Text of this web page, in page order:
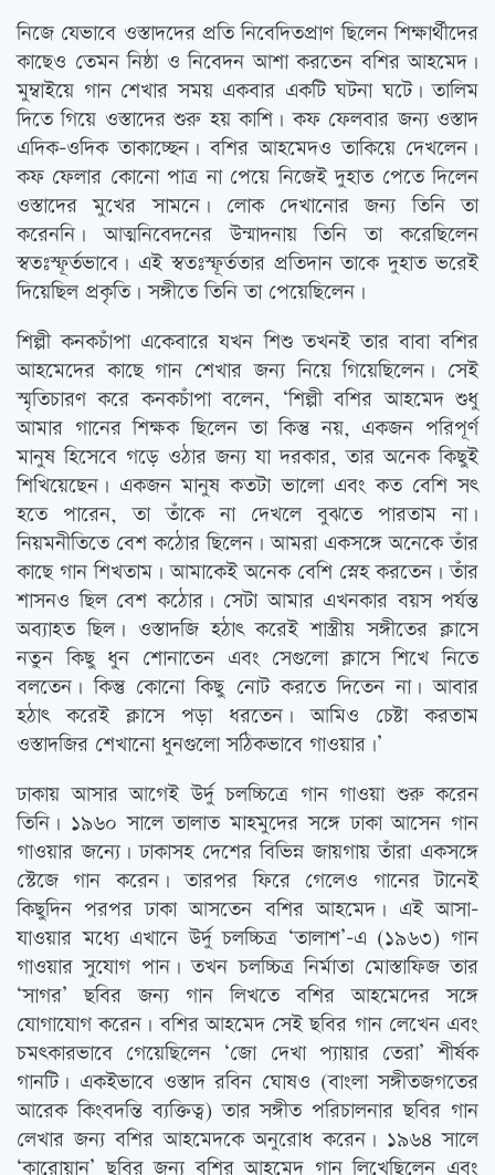
নিজে যেভাবে ওস্তাদদের প্রতি নিবেদিতপ্রাণ ছিলেন শিক্ষার্থীদের
কাছেও তেমন নিষ্ঠা ও নিবেদন আশা করতেন বশির আহমেদ।
মুম্বাইয়ে গান শেখার সময় একবার একটি ঘটনা ঘটে। তালিম
দিতে গিয়ে ওস্তাদের শুরু হয় কাশি। কফ ফেলবার জন্য ওস্তাদ
এদিক-ওদিক তাকাচ্ছেন। বশির আহমেদও তাকিয়ে দেখলেন।
কফ ফেলার কোনো পাত্র না পেয়ে নিজেই দুহাত পেতে দিলেন
ওস্তাদের মুখের সামনে। লোক দেখানোর জন্য তিনি তা
করেননি। আত্মনিবেদনের উন্মাদনায় তিনি তা করেছিলেন
স্বতঃস্ফূর্তভাবে। এই স্বতঃস্ফূর্ততার প্রতিদান তাকে দুহাত ভরেই
দিয়েছিল প্রকৃতি। সঙ্গীতে তিনি তা পেয়েছিলেন।
শিল্পী কনকচাঁপা একেবারে যখন শিশু তখনই তার বাবা বশির
আহমেদের কাছে গান শেখার জন্য নিয়ে গিয়েছিলেন। সেই
স্মৃতিচারণ করে কনকচাঁপা বলেন, ‘শিল্পী বশির আহমেদ শুধু
আমার গানের শিক্ষক ছিলেন তা কিন্তু নয়, একজন পরিপূর্ণ
মানুষ হিসেবে গড়ে ওঠার জন্য যা দরকার, তার অনেক কিছুই
শিখিয়েছেন। একজন মানুষ কতটা ভালো এবং কত বেশি সৎ
হতে পারেন, তা তাঁকে না দেখলে বুঝতে পারতাম না।
নিয়মনীতিতে বেশ কঠোর ছিলেন। আমরা একসঙ্গে অনেকে তাঁর
কাছে গান শিখতাম। আমাকেই অনেক বেশি স্নেহ করতেন। তাঁর
শাসনও ছিল বেশ কঠোর। সেটা আমার এখনকার বয়স পর্যন্ত
অব্যাহত ছিল। ওস্তাদজি হঠাৎ করেই শাস্ত্রীয় সঙ্গীতের ক্লাসে
নতুন কিছু ধুন শোনাতেন এবং সেগুলো ক্লাসে শিখে নিতে
বলতেন। কিন্তু কোনো কিছু নোট করতে দিতেন না। আবার
হঠাৎ করেই ক্লাসে পড়া ধরতেন। আমিও চেষ্টা করতাম
ওস্তাদজির শেখানো ধুনগুলো সঠিকভাবে গাওয়ার।’
ঢাকায় আসার আগেই উর্দু চলচ্চিত্রে গান গাওয়া শুরু করেন
তিনি। ১৯৬০ সালে তালাত মাহমুদের সঙ্গে ঢাকা আসেন গান
গাওয়ার জন্যে। ঢাকাসহ দেশের বিভিন্ন জায়গায় তাঁরা একসঙ্গে
স্টেজে গান করেন। তারপর ফিরে গেলেও গানের টানেই
কিছুদিন পরপর ঢাকা আসতেন বশির আহমেদ। এই আসা-
যাওয়ার মধ্যে এখানে উর্দু চলচ্চিত্র ‘তালাশ’-এ (১৯৬৩) গান
গাওয়ার সুযোগ পান। তখন চলচ্চিত্র নির্মাতা মোস্তাফিজ তার
‘সাগর’ ছবির জন্য গান লিখতে বশির আহমেদের সঙ্গে
যোগাযোগ করেন। বশির আহমেদ সেই ছবির গান লেখেন এবং
চমৎকারভাবে গেয়েছিলেন ‘জো দেখা প্যায়ার তেরা’ শীর্ষক
গানটি। একইভাবে ওস্তাদ রবিন ঘোষও (বাংলা সঙ্গীতজগতের
আরেক কিংবদন্তি ব্যক্তিত্ব) তার সঙ্গীত পরিচালনার ছবির গান
লেখার জন্য বশির আহমেদকে অনুরোধ করেন। ১৯৬৪ সালে
‘কারোয়ান’ ছবির জন্য বশির আহমেদ গান লিখেছিলেন এবং